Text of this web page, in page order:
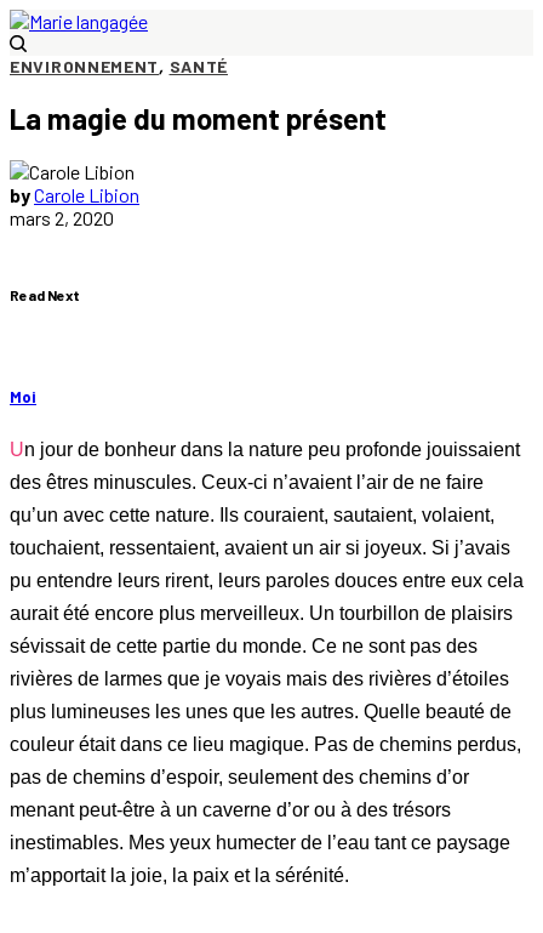
ENVIRONNEMENT, SANTÉ
La magie du moment présent
byCarole Libion
mars 2, 2020
Read Next
Moi
Un jour de bonheur dans la nature peu profonde jouissaient
des êtres minuscules. Ceux-ci n’avaient l’air de ne faire
qu’un avec cette nature. Ils couraient, sautaient, volaient,
touchaient, ressentaient, avaient un air si joyeux. Si j’avais
pu entendre leurs rirent, leurs paroles douces entre eux cela
aurait été encore plus merveilleux. Un tourbillon de plaisirs
sévissait de cette partie du monde. Ce ne sont pas des
rivières de larmes que je voyais mais des rivières d’étoiles
plus lumineuses les unes que les autres. Quelle beauté de
couleur était dans ce lieu magique. Pas de chemins perdus,
pas de chemins d’espoir, seulement des chemins d’or
menant peut-être à un caverne d’or ou à des trésors
inestimables. Mes yeux humecter de l’eau tant ce paysage
m’apportait la joie, la paix et la sérénité.